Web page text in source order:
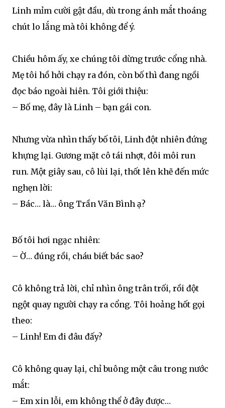
Linh mỉm cười gật đầu, dù trong ánh mắt thoáng
chút lo lắng mà tôi không để ý.
Chiều hôm ấy, xe chúng tôi dừng trước cổng nhà.
Mẹ tôi hồ hởi chạy ra đón, còn bố thì đang ngồi
đọc báo ngoài hiên. Tôi giới thiệu:
– Bố mẹ, đây là Linh – bạn gái con.
Nhưng vừa nhìn thấy bố tôi, Linh đột nhiên đứng
khựng lại. Gương mặt cô tái nhợt, đôi môi run
run. Một giây sau, cô lùi lại, thốt lên khẽ đến mức
nghẹn lời:
– Bác… là… ông Trần Văn Bình ạ?
Bố tôi hơi ngạc nhiên:
– Ờ… đúng rồi, cháu biết bác sao?
Cô không trả lời, chỉ nhìn ông trân trối, rồi đột
ngột quay người chạy ra cổng. Tôi hoảng hốt gọi
theo:
– Linh! Em đi đâu đấy?
Cô không quay lại, chỉ buông một câu trong nước
mắt:
– Em xin lỗi, em không thể ở đây được…